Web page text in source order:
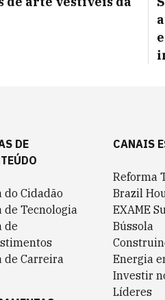
DE
do Cidadão
de Tecnologia
de
de Carreira
CANAIS
Reforma
Brazil
EXAME
Bússola
Energia
Investir
Líderes